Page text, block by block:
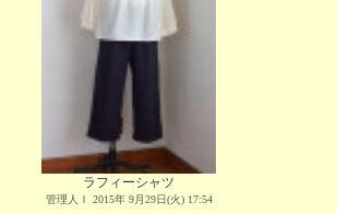
ラフィーシャツ
管理人Ｉ 2015年 9月29日(火) 17:54